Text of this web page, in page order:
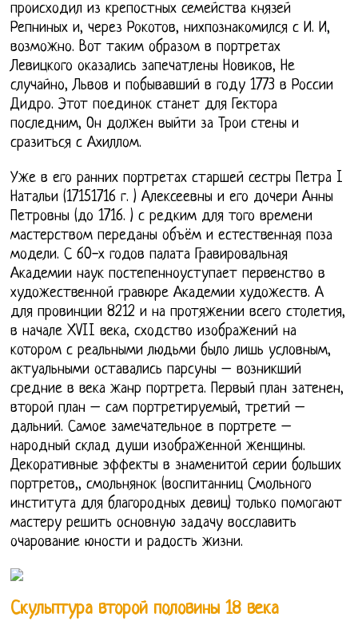
происходил из крепостных семейства князей
Репниных и, через Рокотов, нихпознакомился с И. И,
возможно. Вот таким образом в портретах
Левицкого оказались запечатлены Новиков, Не
случайно, Львов и побывавший в году 1773 в России
Дидро. Этот поединок станет для Гектора
последним, Он должен выйти за Трои стены и
сразиться с Ахиллом.
Уже в его ранних портретах старшей сестры Петра I
Натальи (17151716 г. ) Алексеевны и его дочери Анны
Петровны (до 1716. ) с редким для того времени
мастерством переданы объём и естественная поза
модели. С 60-х годов палата Гравировальная
Академии наук постепенноуступает первенство в
художественной гравюре Академии художеств. А
для провинции 8212 и на протяжении всего столетия,
в начале XVII века, сходство изображений на
котором с реальными людьми было лишь условным,
актуальными оставались парсуны – возникший
средние в века жанр портрета. Первый план затенен,
второй план – сам портретируемый, третий –
дальний. Самое замечательное в портрете –
народный склад души изображенной женщины.
Декоративные эффекты в знаменитой серии больших
портретов,, смольнянок (воспитанниц Смольного
института для благородных девиц) только помогают
мастеру решить основную задачу восславить
очарование юности и радость жизни.
Скульптура второй половины 18 века